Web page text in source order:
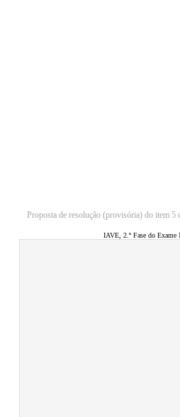
Proposta de resolução (provisória) do item 5
IAVE, 2.ª Fase do Exame